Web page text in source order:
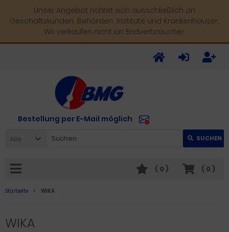
Unser Angebot richtet sich ausschließlich an
Geschäftskunden, Behörden, Institute und Krankenhäuser.
Wir verkaufen nicht an Endverbraucher.
Bestellung per E-Mail möglich
Alle SUCHEN
( 0 )
( 0 )
Startseite WIKA
WIKA